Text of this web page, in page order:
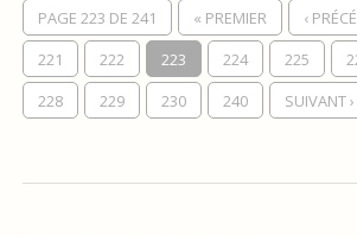
PAGE 223 DE 241 « PREMIER ‹
221
222 223 224 225
228
229 230 240 SUIVANT ›